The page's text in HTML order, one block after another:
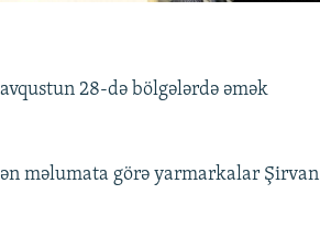
28-də bölgələrdə əmək
məlumata görə yarmarkalar Şirvan